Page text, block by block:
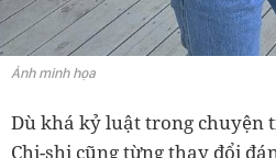
Ảnh minh họa
Dù khá kỷ luật trong chuyện
Chi-shi cũng từng thay đổi